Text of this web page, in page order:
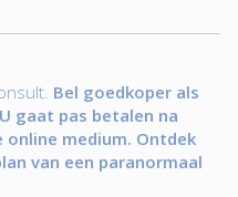
Bel goedkoper als
gaat pas betalen na
medium. Ontdek
van een paranormaal